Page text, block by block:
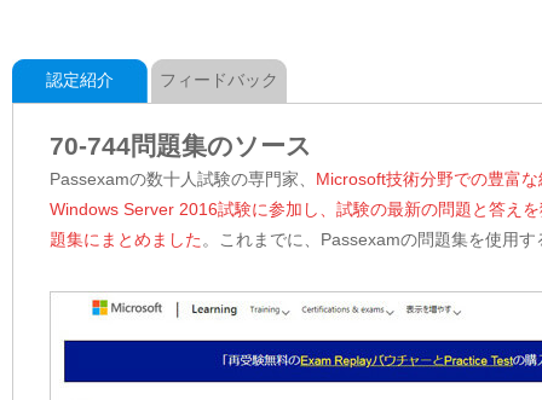
認定紹介 フィードバック
70-744問題集のソース
Passexamの数十人試験の専門家、 Microsoft技術分野での豊富
Windows Server 2016試験に参加し、試験の最新の問題と答え
題集にまとめました 。これまでに、Passexamの問題集を使用